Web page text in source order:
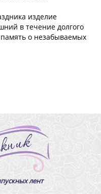
изделие
в течение долгого
о незабываемых
лент